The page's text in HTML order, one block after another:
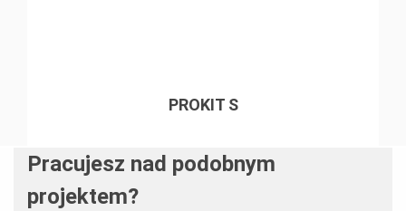
PROKIT S
Pracujesz nad podobnym
projektem?